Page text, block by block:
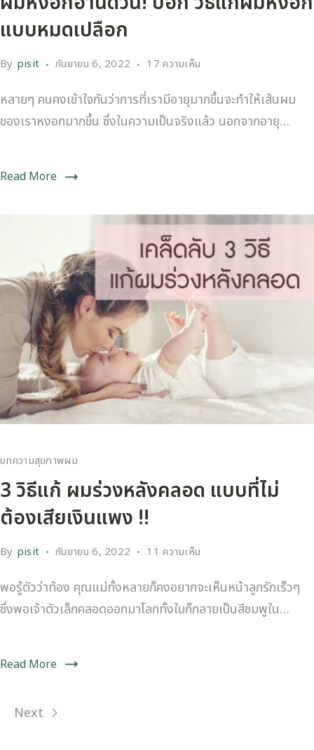
แบบหมดเปลือก
By pisit กันยายน 6, 2022 17 ความเห็น
หลายๆ คนคงเข้าใจกันว่าการที่เรามีอายุมากขึ้นจะทำให้เส้นผม
ของเราหงอกมากขึ้น ซึ่งในความเป็นจริงแล้ว นอกจากอายุ…
Read More
บทความสุขภาพผม
3 วิธีแก้ ผมร่วงหลังคลอด แบบที่ไม่
ต้องเสียเงินแพง !!
By pisit กันยายน 6, 2022 11 ความเห็น
พอรู้ตัวว่าท้อง คุณแม่ทั้งหลายก็คงอยากจะเห็นหน้าลูกรักเร็วๆ
ซึ่งพอเจ้าตัวเล็กคลอดออกมาโลกทั้งใบก็กลายเป็นสีชมพูใน…
Read More
Next